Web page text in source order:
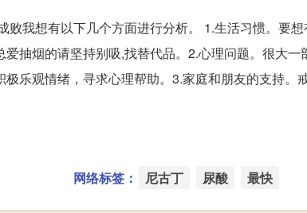
败我想有以下几个方面进行分析。 1.生活习惯。要
抽烟的请坚持别吸,找替代品。2.心理问题。很大
乐观情绪，寻求心理帮助。3.家庭和朋友的支持。
网络标签： 尼古丁 尿酸 最快